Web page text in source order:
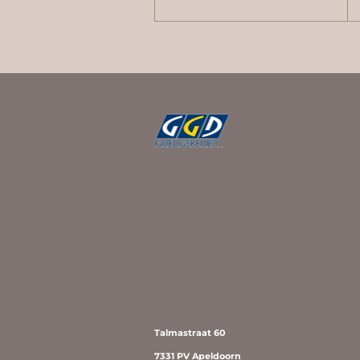
Talmastraat 60
7331 PV Apeldoorn